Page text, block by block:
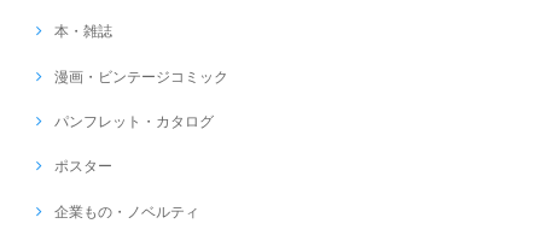
本・雑誌
漫画・ビンテージコミック
パンフレット・カタログ
ポスター
企業もの・ノベルティ